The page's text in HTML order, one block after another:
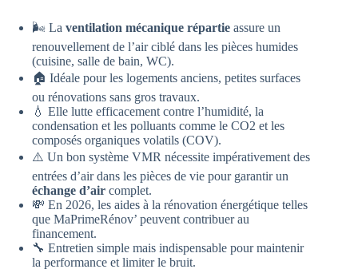
🌬️ La ventilation mécanique répartie assure un
renouvellement de l’air ciblé dans les pièces humides
(cuisine, salle de bain, WC).
🏠 Idéale pour les logements anciens, petites surfaces
ou rénovations sans gros travaux.
💧 Elle lutte efficacement contre l’humidité, la
condensation et les polluants comme le CO2 et les
composés organiques volatils (COV).
⚠️ Un bon système VMR nécessite impérativement des
entrées d’air dans les pièces de vie pour garantir un
échange d’air complet.
💸 En 2026, les aides à la rénovation énergétique telles
que MaPrimeRénov’ peuvent contribuer au
financement.
🔧 Entretien simple mais indispensable pour maintenir
la performance et limiter le bruit.